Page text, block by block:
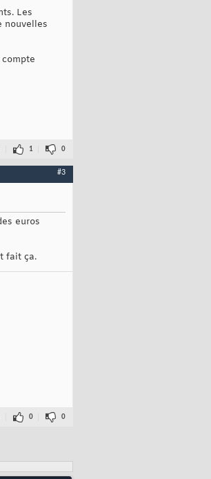
Les
nouvelles
1 0
#3
euros
fait ça.
0 0